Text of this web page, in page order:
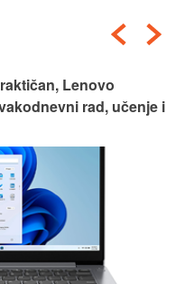
Lenovo
rad, učenje i